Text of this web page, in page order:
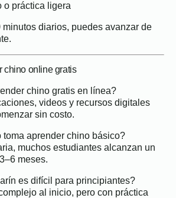
o práctica ligera
diarios, puedes avanzar de
chino online gratis
chino gratis en línea?
videos y recursos digitales
sin costo.
toma aprender chino básico?
muchos estudiantes alcanzan un
meses.
es difícil para principiantes?
al inicio, pero con práctica